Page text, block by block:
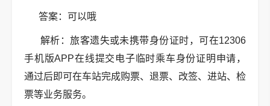
答案：可以哦
解析：旅客遗失或未携带身份证时，可在12306
手机版APP在线提交电子临时乘车身份证明申请，
通过后即可在车站完成购票、退票、改签、进站、检
票等业务服务。